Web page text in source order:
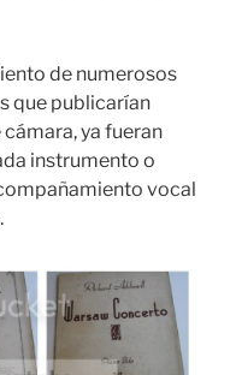
de numerosos
que publicarían
ya fueran
instrumento o
vocal